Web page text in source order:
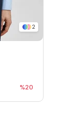
2
%20